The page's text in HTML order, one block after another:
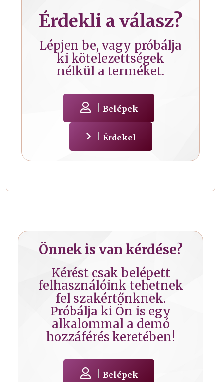
Érdekli a válasz?
Lépjen be, vagy próbálja
ki kötelezettségek
nélkül a terméket.
Belépek
Érdekel
Önnek is van kérdése?
Kérést csak belépett
felhasználóink tehetnek
fel szakértőnknek.
Próbálja ki Ön is egy
alkalommal a demó
hozzáférés keretében!
Belépek